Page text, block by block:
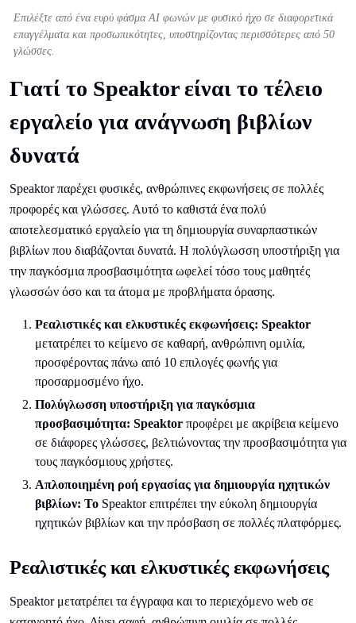
Επιλέξτε από ένα ευρύ φάσμα AI φωνών με φυσικό ήχο σε διαφορετικά
επαγγέλματα και προσωπικότητες, υποστηρίζοντας περισσότερες από 50
γλώσσες.
Γιατί το Speaktor είναι το τέλειο
εργαλείο για ανάγνωση βιβλίων
δυνατά
Speaktor παρέχει φυσικές, ανθρώπινες εκφωνήσεις σε πολλές
προφορές και γλώσσες. Αυτό το καθιστά ένα πολύ
αποτελεσματικό εργαλείο για τη δημιουργία συναρπαστικών
βιβλίων που διαβάζονται δυνατά. Η πολύγλωσση υποστήριξη για
την παγκόσμια προσβασιμότητα ωφελεί τόσο τους μαθητές
γλωσσών όσο και τα άτομα με προβλήματα όρασης.
Ρεαλιστικές και ελκυστικές εκφωνήσεις: Speaktor
μετατρέπει το κείμενο σε καθαρή, ανθρώπινη ομιλία,
προσφέροντας πάνω από 10 επιλογές φωνής για
προσαρμοσμένο ήχο.
Πολύγλωσση υποστήριξη για παγκόσμια
προσβασιμότητα: Speaktor προφέρει με ακρίβεια κείμενο
σε διάφορες γλώσσες, βελτιώνοντας την προσβασιμότητα για
τους παγκόσμιους χρήστες.
Απλοποιημένη ροή εργασίας για δημιουργία ηχητικών
βιβλίων: Το Speaktor επιτρέπει την εύκολη δημιουργία
ηχητικών βιβλίων και την πρόσβαση σε πολλές πλατφόρμες.
Ρεαλιστικές και ελκυστικές εκφωνήσεις
Speaktor μετατρέπει τα έγγραφα και το περιεχόμενο web σε